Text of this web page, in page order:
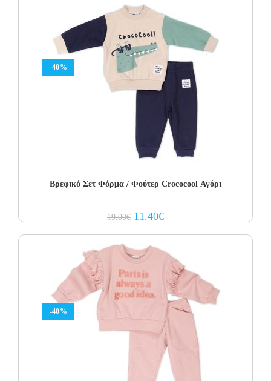
-40%
Βρεφικό Σετ Φόρμα / Φούτερ Crococool Αγόρι
19.00€ Original
price
11.40€Current
price
-40%